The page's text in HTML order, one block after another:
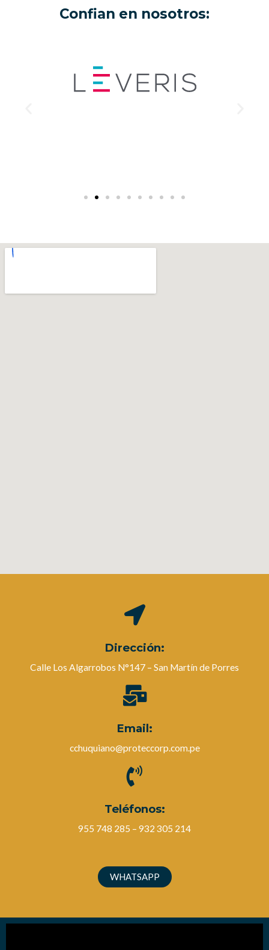
Confian en nosotros:
Dirección:
Calle Los Algarrobos N°147 – San Martín de Porres
Email:
cchuquiano@proteccorp.com.pe
Teléfonos:
955 748 285 – 932 305 214
WHATSAPP